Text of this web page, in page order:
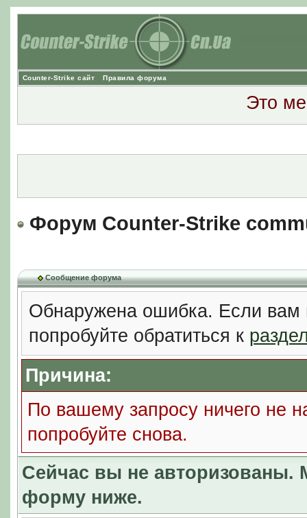
Counter-Strike сайт Правила форума
Это
Форум Counter-Strike
Сообщение форума
Обнаружена ошибка. Если вам
попробуйте обратиться к
Причина:
По вашему запросу ничего не
попробуйте снова.
Сейчас вы не авторизованы.
форму ниже.